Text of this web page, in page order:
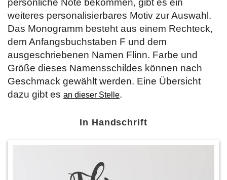
persönliche Note bekommen, gibt es ein
weiteres personalisierbares Motiv zur Auswahl.
Das Monogramm besteht aus einem Rechteck,
dem Anfangsbuchstaben F und dem
ausgeschriebenen Namen Flinn. Farbe und
Größe dieses Namensschildes können nach
Geschmack gewählt werden. Eine Übersicht
dazu gibt es an dieser Stelle.
In Handschrift